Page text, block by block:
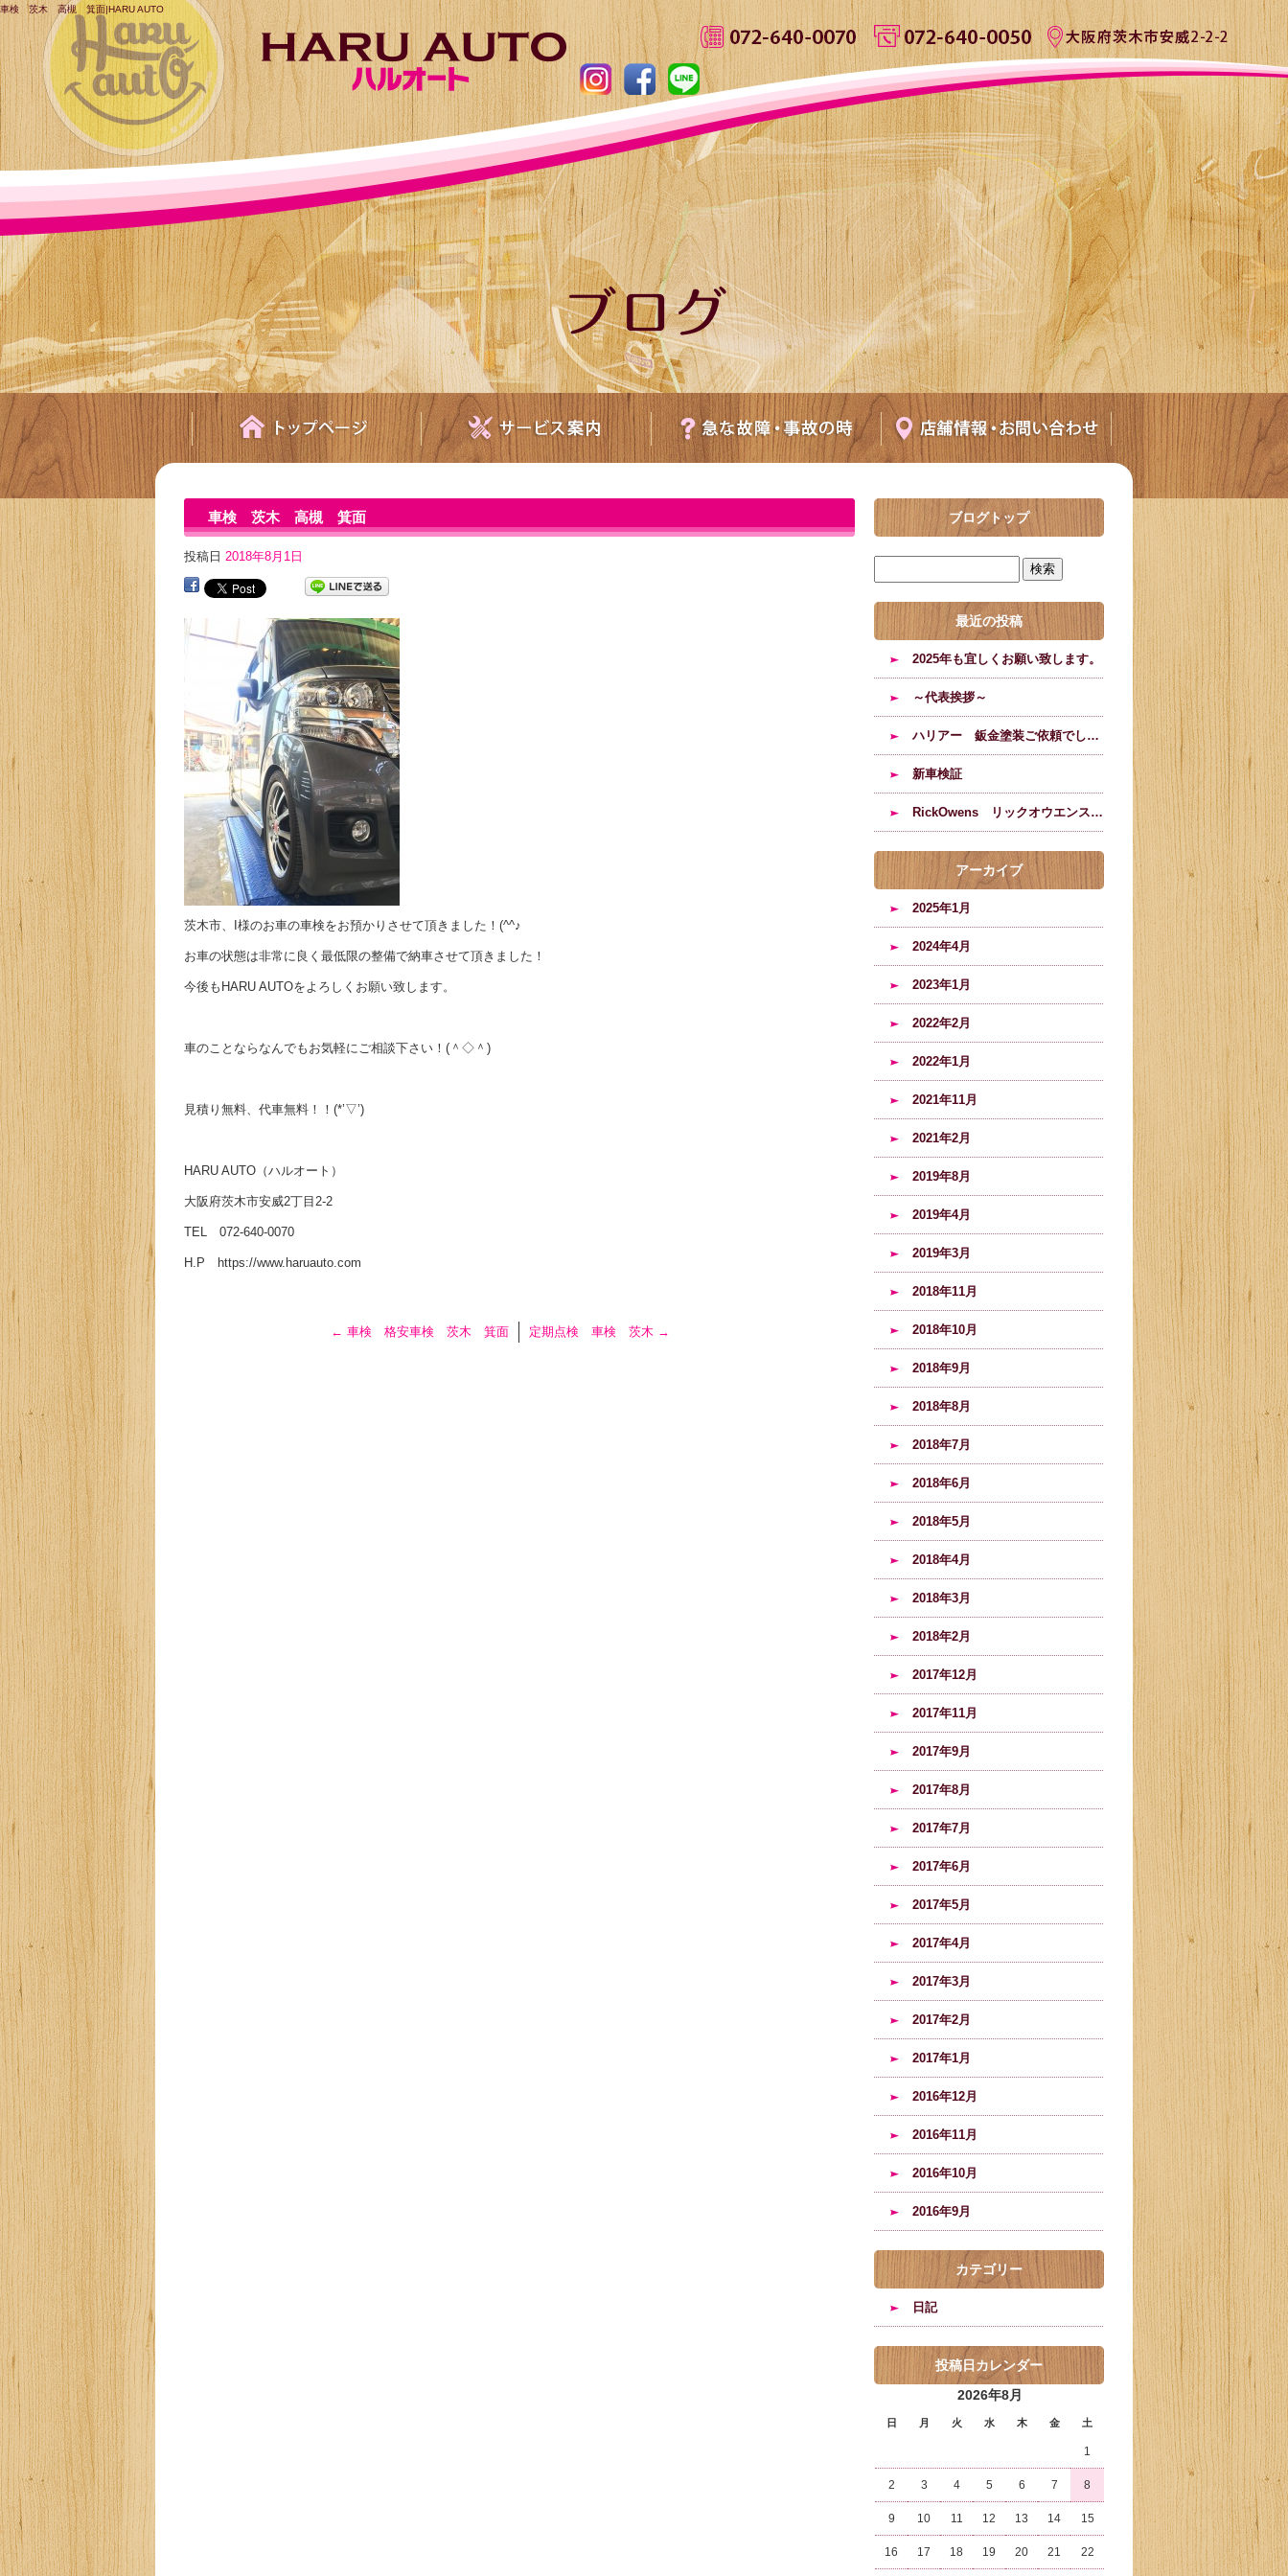
車検 茨木 高槻 箕面|HARU AUTO
車検 茨木 高槻 箕面
投稿日 2018年8月1日
茨木市、I様のお車の車検をお預かりさせて頂きました！(^^♪
お車の状態は非常に良く最低限の整備で納車させて頂きました！
今後もHARU AUTOをよろしくお願い致します。
車のことならなんでもお気軽にご相談下さい！(＾◇＾)
見積り無料、代車無料！！(*’▽’)
HARU AUTO（ハルオート）
大阪府茨木市安威2丁目2-2
TEL 072-640-0070
H.P https://www.haruauto.com
← 車検 格安車検 茨木 箕面 定期点検 車検 茨木 →
ブログトップ
最近の投稿
2025年も宜しくお願い致します。
～代表挨拶～
ハリアー 鈑金塗装ご依頼でした。
新車検証
RickOwens リックオウエンスのブーツの修理塗装のご依頼
アーカイブ
2025年1月
2024年4月
2023年1月
2022年2月
2022年1月
2021年11月
2021年2月
2019年8月
2019年4月
2019年3月
2018年11月
2018年10月
2018年9月
2018年8月
2018年7月
2018年6月
2018年5月
2018年4月
2018年3月
2018年2月
2017年12月
2017年11月
2017年9月
2017年8月
2017年7月
2017年6月
2017年5月
2017年4月
2017年3月
2017年2月
2017年1月
2016年12月
2016年11月
2016年10月
2016年9月
カテゴリー
日記
投稿日カレンダー
2026年8月
日 月 火 水 木 金 土
1
2 3 4 5 6 7 8
9 10 11 12 13 14 15
16 17 18 19 20 21 22